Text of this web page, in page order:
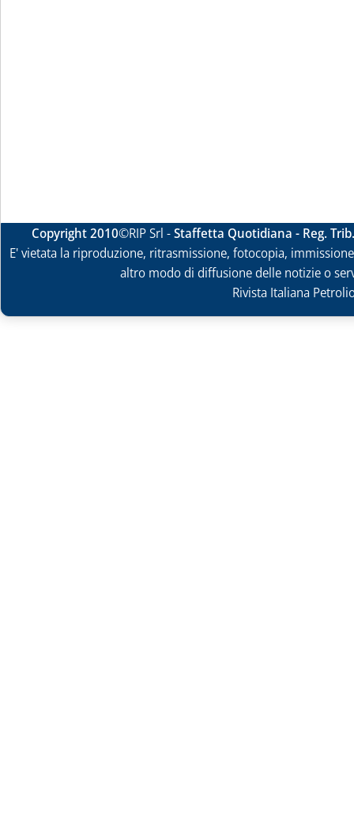
Copyright 2010©RIP Srl -Staffetta Quotidiana - Reg.
E' vietata la riproduzione, ritrasmissione, fotocopia,
altro modo di diffusione delle notizie o
Rivista Italiana